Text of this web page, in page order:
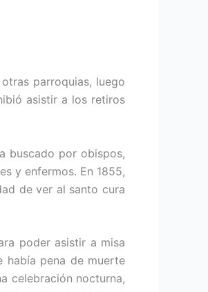
parroquias, luego
asistir a los retiros
buscado por obispos,
y enfermos. En 1855,
de ver al santo cura
poder asistir a misa
había pena de muerte
celebración nocturna,